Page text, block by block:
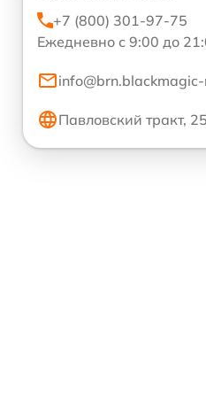
+7 (800) 301-97-75
Ежедневно с 9:00 до
Павловский тракт,